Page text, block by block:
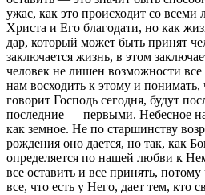
ужас, как это происходит со
Христа и Его благодати, но как
дар, который может быть принят
заключается жизнь, в этом
человек не лишен возможности все
нам восходить к этому и
говорит Господь сегодня, будут
последние — первыми. Небесное
как земное. Не по старшинству
рождения оно дается, но так, как
определяется по нашей любви к
все оставить и все принять,
все, что есть у Него, дает тем, кто